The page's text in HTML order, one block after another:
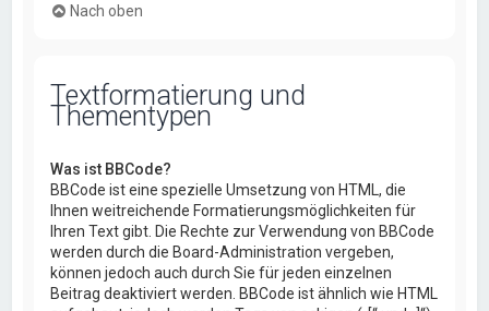
Nach oben
Textformatierung und
Thementypen
Was ist BBCode?
BBCode ist eine spezielle Umsetzung von HTML, die
Ihnen weitreichende Formatierungsmöglichkeiten für
Ihren Text gibt. Die Rechte zur Verwendung von BBCode
werden durch die Board-Administration vergeben,
können jedoch auch durch Sie für jeden einzelnen
Beitrag deaktiviert werden. BBCode ist ähnlich wie HTML